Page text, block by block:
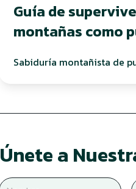
Guía de
montañas como
Sabiduría montañista de
Únete a